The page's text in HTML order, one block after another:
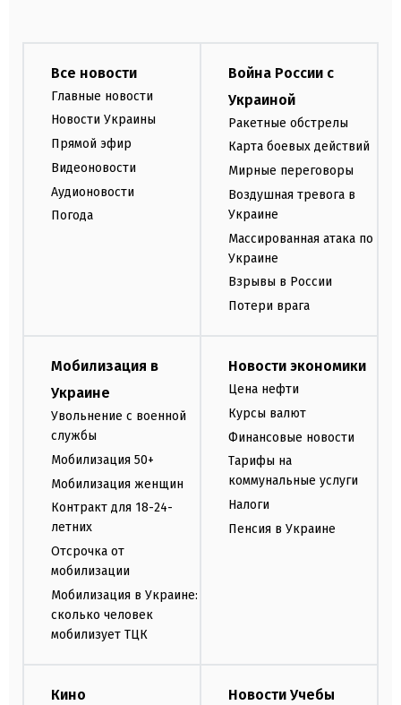
Все новости
Главные новости
Новости Украины
Прямой эфир
Видеоновости
Аудионовости
Погода
Война России с
Украиной
Ракетные обстрелы
Карта боевых действий
Мирные переговоры
Воздушная тревога в
Украине
Массированная атака по
Украине
Взрывы в России
Потери врага
Мобилизация в
Украине
Увольнение с военной
службы
Мобилизация 50+
Мобилизация женщин
Контракт для 18-24-
летних
Отсрочка от
мобилизации
Мобилизация в Украине:
сколько человек
мобилизует ТЦК
Новости экономики
Цена нефти
Курсы валют
Финансовые новости
Тарифы на
коммунальные услуги
Налоги
Пенсия в Украине
Кино Новости Учебы